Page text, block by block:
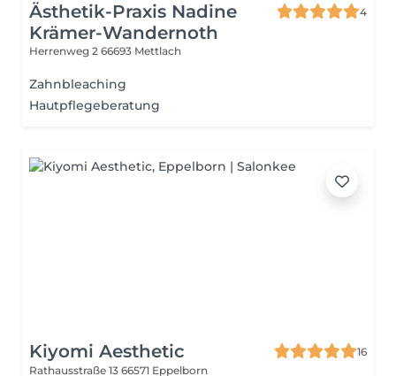
Ästhetik-Praxis Nadine
Krämer-Wandernoth
4
Herrenweg 2 66693 Mettlach
Zahnbleaching
Hautpflegeberatung
Kiyomi Aesthetic
16
Rathausstraße 13 66571 Eppelborn